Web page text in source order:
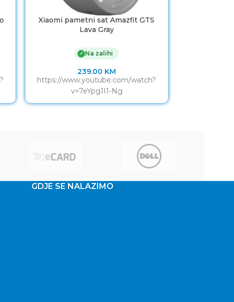
Xiaomi pametni sat Amazfit GTS
Lava Gray
✓ Na zalihi
239.00 KM
https://www.youtube.com/watch?
v=7eYpg1I1-Ng
GDJE SE NALAZIMO